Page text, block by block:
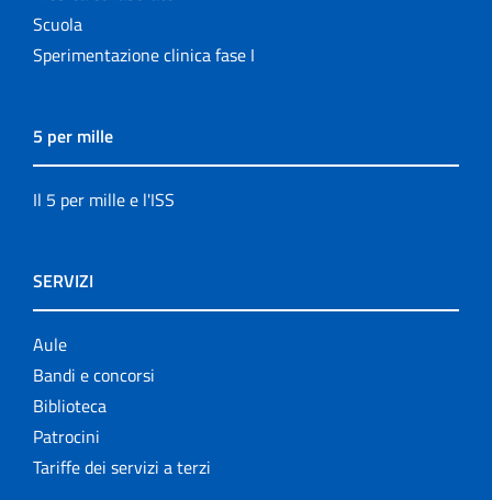
Scuola
Sperimentazione clinica fase I
5 per mille
Il 5 per mille e l'ISS
SERVIZI
Aule
Bandi e concorsi
Biblioteca
Patrocini
Tariffe dei servizi a terzi